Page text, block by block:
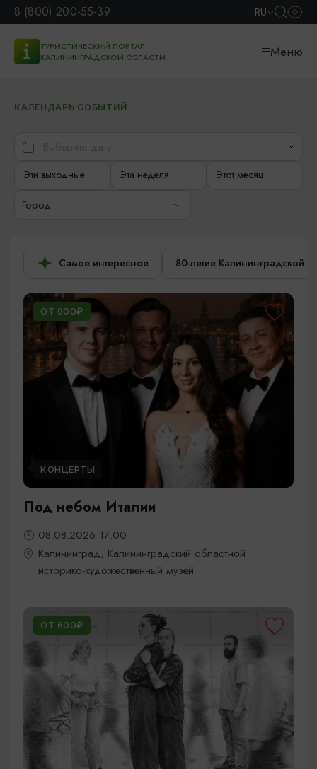
8 (800) 200-55-39 RU
ТУРИСТИЧЕСКИЙ ПОРТАЛ
КАЛИНИНГРАДСКОЙ ОБЛАСТИ
Меню
КАЛЕНДАРЬ СОБЫТИЙ
Эти выходные Эта неделя Этот месяц
Город
Самое интересное 80-летие Калининградской
ОТ 900₽
КОНЦЕРТЫ
Под небом Италии
08.08.2026 17:00
Калининград, Калининградский областной
историко-художественный музей
ОТ 600₽